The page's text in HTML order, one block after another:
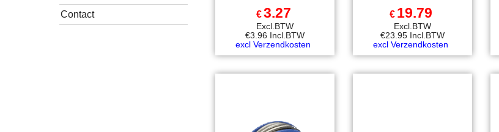
Contact
€3.27
Excl.BTW
€3.96 Incl.BTW
excl Verzendkosten
€ 19.79
Excl.BTW
€23.95 Incl.BTW
excl Verzendkosten